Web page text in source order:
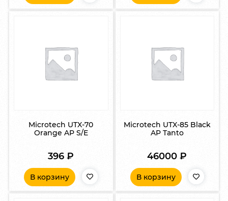
Microtech UTX-70
Orange AP S/E
396₽
В корзину
Microtech UTX-85 Black
AP Tanto
46000₽
В корзину